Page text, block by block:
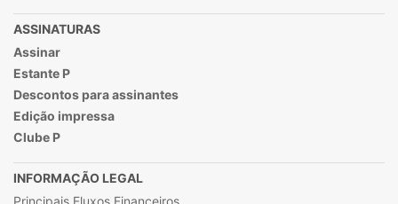
ASSINATURAS
Assinar
Estante P
Descontos para assinantes
Edição impressa
Clube P
INFORMAÇÃO LEGAL
Principais Fluxos Financeiros